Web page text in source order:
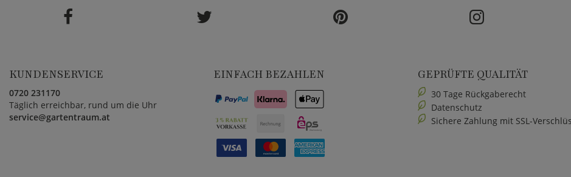
KUNDENSERVICE
0720 231170
Täglich erreichbar, rund um die Uhr
service@gartentraum.at
EINFACH BEZAHLEN GEPRÜFTE QUALITÄT
30 Tage Rückgaberecht
Datenschutz
Sichere Zahlung mit SSL-